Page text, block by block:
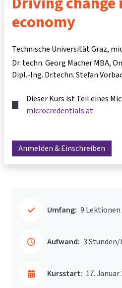
economy
Technische Universität Graz,
Dr. techn. Georg Macher MBA
Dipl.-Ing. Dr.techn. Stefan
Dieser Kurs ist Teil eines
microcredentials.at
Anmelden & Einschreiben
Umfang: 9 Lektionen
Aufwand: 3
Kursstart: 17. Januar